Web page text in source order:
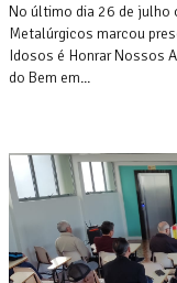
No último dia 26 de julho
Metalúrgicos marcou
Idosos é Honrar Nossos
do Bem em...